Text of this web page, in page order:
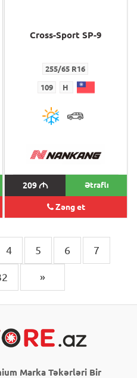
Cross-Sport SP-9
255/65 R16
109 H
209M Ətraflı
Zəng et
4 5 6 7
»
Marka Təkərləri Bir